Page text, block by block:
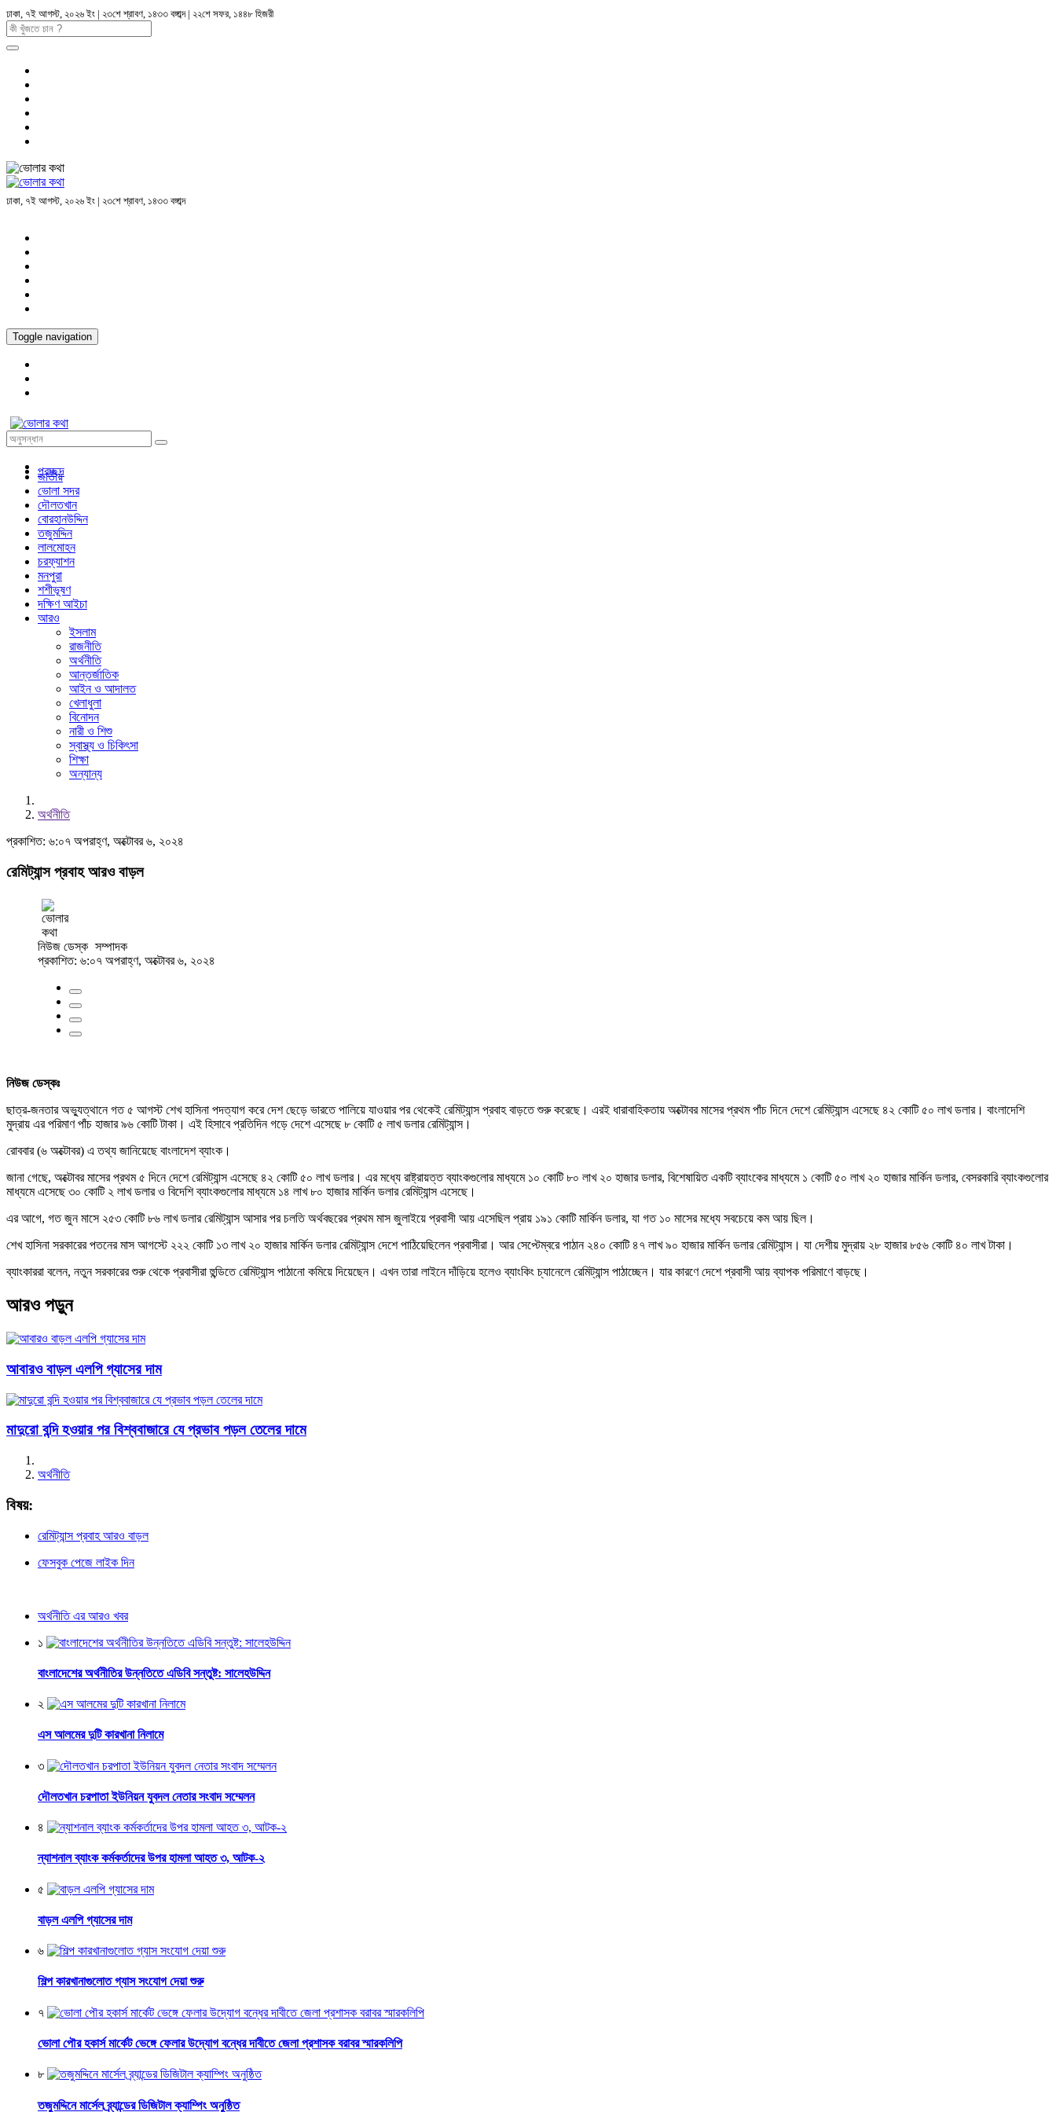
ঢাকা, ৭ই আগস্ট, ২০২৬ ইং | ২৩শে শ্রাবণ, ১৪৩৩ বঙ্গাব্দ | ২২শে সফর, ১৪৪৮ হিজরী
ঢাকা, ৭ই আগস্ট, ২০২৬ ইং | ২৩শে শ্রাবণ, ১৪৩৩ বঙ্গাব্দ
Toggle navigation
প্রচ্ছদ
জাতীয়
ভোলা সদর
দৌলতখান
বোরহানউদ্দিন
তজুমদ্দিন
লালমোহন
চরফ্যাশন
মনপুরা
শশীভূষণ
দক্ষিণ আইচা
আরও
ইসলাম
রাজনীতি
অর্থনীতি
আন্তর্জাতিক
আইন ও আদালত
খেলাধুলা
বিনোদন
নারী ও শিশু
স্বাস্থ্য ও চিকিৎসা
শিক্ষা
অন্যান্য
অর্থনীতি
প্রকাশিত: ৬:০৭ অপরাহ্ণ, অক্টোবর ৬, ২০২৪
রেমিট্যান্স প্রবাহ আরও বাড়ল
নিউজ ডেস্ক সম্পাদক
প্রকাশিত: ৬:০৭ অপরাহ্ণ, অক্টোবর ৬, ২০২৪
নিউজ ডেস্কঃ
ছাত্র-জনতার অভ্যুত্থানে গত ৫ আগস্ট শেখ হাসিনা পদত্যাগ করে দেশ ছেড়ে ভারতে পালিয়ে যাওয়ার পর থেকেই রেমিট্যান্স প্রবাহ বাড়তে শুরু করেছে। এরই ধারাবাহিকতায় অক্টোবর মাসের প্রথম পাঁচ দিনে দেশে রেমিট্যান্স এসেছে ৪২ কোটি ৫০ লাখ ডলার। বাংলাদেশি
মুদ্রায় এর পরিমাণ পাঁচ হাজার ৯৬ কোটি টাকা। এই হিসাবে প্রতিদিন গড়ে দেশে এসেছে ৮ কোটি ৫ লাখ ডলার রেমিট্যান্স।
রোববার (৬ অক্টোবর) এ তথ্য জানিয়েছে বাংলাদেশ ব্যাংক।
জানা গেছে, অক্টোবর মাসের প্রথম ৫ দিনে দেশে রেমিট্যান্স এসেছে ৪২ কোটি ৫০ লাখ ডলার। এর মধ্যে রাষ্ট্রায়ত্ত ব্যাংকগুলোর মাধ্যমে ১০ কোটি ৮০ লাখ ২০ হাজার ডলার, বিশেষায়িত একটি ব্যাংকের মাধ্যমে ১ কোটি ৫০ লাখ ২০ হাজার মার্কিন ডলার, বেসরকারি ব্যাংকগুলোর
মাধ্যমে এসেছে ৩০ কোটি ২ লাখ ডলার ও বিদেশি ব্যাংকগুলোর মাধ্যমে ১৪ লাখ ৮০ হাজার মার্কিন ডলার রেমিট্যান্স এসেছে।
এর আগে, গত জুন মাসে ২৫৩ কোটি ৮৬ লাখ ডলার রেমিট্যান্স আসার পর চলতি অর্থবছরের প্রথম মাস জুলাইয়ে প্রবাসী আয় এসেছিল প্রায় ১৯১ কোটি মার্কিন ডলার, যা গত ১০ মাসের মধ্যে সবচেয়ে কম আয় ছিল।
শেখ হাসিনা সরকারের পতনের মাস আগস্টে ২২২ কোটি ১৩ লাখ ২০ হাজার মার্কিন ডলার রেমিট্যান্স দেশে পাঠিয়েছিলেন প্রবাসীরা। আর সেপ্টেম্বরে পাঠান ২৪০ কোটি ৪৭ লাখ ৯০ হাজার মার্কিন ডলার রেমিট্যান্স। যা দেশীয় মুদ্রায় ২৮ হাজার ৮৫৬ কোটি ৪০ লাখ টাকা।
ব্যাংকাররা বলেন, নতুন সরকারের শুরু থেকে প্রবাসীরা হুন্ডিতে রেমিট্যান্স পাঠানো কমিয়ে দিয়েছেন। এখন তারা লাইনে দাঁড়িয়ে হলেও ব্যাংকিং চ্যানেলে রেমিট্যান্স পাঠাচ্ছেন। যার কারণে দেশে প্রবাসী আয় ব্যাপক পরিমাণে বাড়ছে।
আরও পড়ুন
আবারও বাড়ল এলপি গ্যাসের দাম
মাদুরো বন্দি হওয়ার পর বিশ্ববাজারে যে প্রভাব পড়ল তেলের দামে
অর্থনীতি
বিষয়:
রেমিট্যান্স প্রবাহ আরও বাড়ল
ফেসবুক পেজে লাইক দিন
অর্থনীতি এর আরও খবর
১
বাংলাদেশের অর্থনীতির উন্নতিতে এডিবি সন্তুষ্ট: সালেহউদ্দিন
২
এস আলমের দুটি কারখানা নিলামে
৩
দৌলতখান চরপাতা ইউনিয়ন যুবদল নেতার সংবাদ সম্মেলন
৪
ন্যাশনাল ব্যাংক কর্মকর্তাদের উপর হামলা আহত ৩, আটক-২
৫
বাড়ল এলপি গ্যাসের দাম
৬
শিল্প কারখানাগুলোত গ্যাস সংযোগ দেয়া শুরু
৭
ভোলা পৌর হকার্স মার্কেট ভেঙ্গে ফেলার উদ্যোগ বন্ধের দাবীতে জেলা প্রশাসক বরাবর স্মারকলিপি
৮
তজুমদ্দিনে মার্সেল ব্র্যান্ডের ডিজিটাল ক্যাম্পিং অনুষ্ঠিত